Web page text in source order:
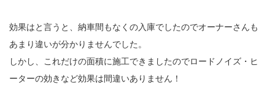
効果はと言うと、納車間もなくの入庫でしたのでオーナーさんも
あまり違いが分かりませんでした。
しかし、これだけの面積に施工できましたのでロードノイズ・ヒ
ーターの効きなど効果は間違いありません！